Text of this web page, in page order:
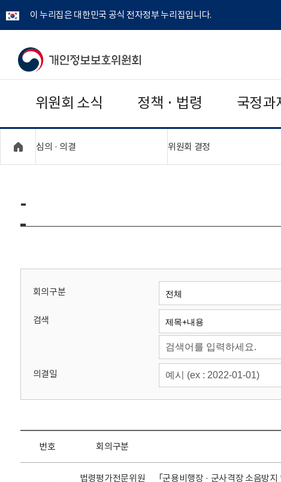
이 누리집은 대한민국 공식 전자정부 누리집입니다.
개
보
보
위
회
위원회 소식 정책 · 법령 국정과
심의 · 의결 위원회 결정
-
회의구분
검색
의결일
번호 회의구분
법령평가전문위원
「군용비행장 · 군사격장 소음방